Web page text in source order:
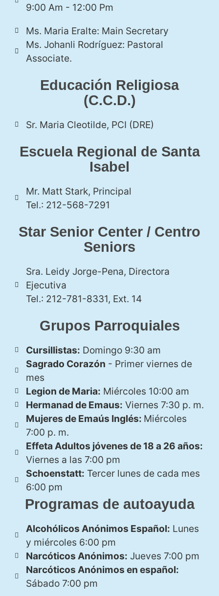
9:00 Am - 12:00 Pm
Ms. Maria Eralte: Main Secretary
Ms. Johanli Rodríguez: Pastoral
Associate.
Educación Religiosa
(C.C.D.)
Sr. Maria Cleotilde, PCI (DRE)
Escuela Regional de Santa
Isabel
Mr. Matt Stark, Principal
Tel.: 212-568-7291
Star Senior Center / Centro
Seniors
Sra. Leidy Jorge-Pena, Directora
Ejecutiva
Tel.: 212-781-8331, Ext. 14
Grupos Parroquiales
Cursillistas: Domingo 9:30 am
Sagrado Corazón - Primer viernes de
mes
Legion de Maria: Miércoles 10:00 am
Hermanad de Emaus: Viernes 7:30 p. m.
Mujeres de Emaús Inglés: Miércoles
7:00 p. m.
Effeta Adultos jóvenes de 18 a 26 años:
Viernes a las 7:00 pm
Schoenstatt: Tercer lunes de cada mes
6:00 pm
Programas de autoayuda
Alcohólicos Anónimos Español: Lunes
y miércoles 6:00 pm
Narcóticos Anónimos: Jueves 7:00 pm
Narcóticos Anónimos en español:
Sábado 7:00 pm